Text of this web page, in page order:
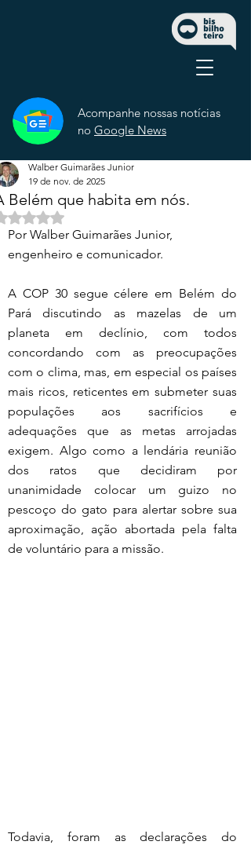
Acompanhe nossas notícias
no Google News
Belém que habita em nós.
Walber Guimarães Junior
19 de nov. de 2025
Avaliado com NaN de 5 estrelas.
Por Walber Guimarães Junior,
engenheiro e comunicador.
A COP 30 segue célere em Belém do
Pará discutindo as mazelas de um
planeta em declínio, com todos
concordando com as preocupações
com o clima, mas, em especial os países
mais ricos, reticentes em submeter suas
populações aos sacrifícios e
adequações que as metas arrojadas
exigem. Algo como a lendária reunião
dos ratos que decidiram por
unanimidade colocar um guizo no
pescoço do gato para alertar sobre sua
aproximação, ação abortada pela falta
de voluntário para a missão.
Todavia, foram as declarações do